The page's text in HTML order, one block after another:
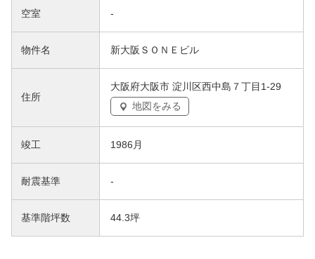
空室 -
物件名 新大阪ＳＯＮＥビル
住所
大阪府大阪市 淀川区西中島７丁目1-29
地図をみる
竣工 1986月
耐震基準 -
基準階坪数 44.3坪